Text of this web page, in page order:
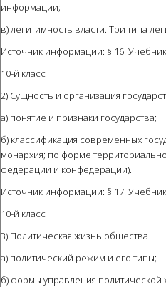
информации;
в) легитимность власти. Три типа
Источник информации: § 16.
10-й класс
2) Сущность и организация
а) понятие и признаки государства;
б) классификация современных
монархия; по форме
федерации и конфедерации).
Источник информации: § 17.
10-й класс
3) Политическая жизнь общества
а) политический режим и его типы;
б) формы управления